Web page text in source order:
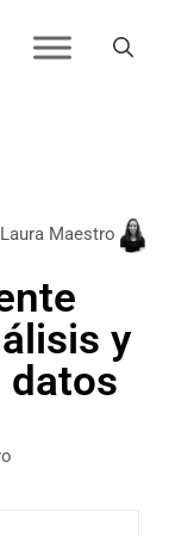
Maestro
y
datos